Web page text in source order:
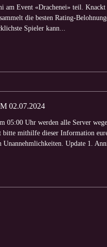
am Event «Drachenei» teil.
die besten Rating-
Spieler kann...
02.07.2024
05:00 Uhr werden alle Server
bitte mithilfe dieser Information
Update 1.